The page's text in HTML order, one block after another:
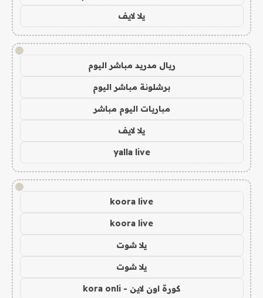
يلا لايف
!
ريال مدريد مباشر اليوم
برشلونة مباشر اليوم
مباريات اليوم مباشر
يلا لايف
yalla live
!
koora live
koora live
يلا شوت
يلا شوت
كورة اون لاين - kora onli